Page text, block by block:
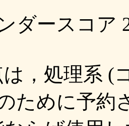
ダースコア
は，処理系 (
ために予約